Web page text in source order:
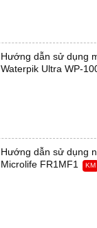
Hướng dẫn sử dụng
Waterpik Ultra WP-
Hướng dẫn sử dụng
Microlife FR1MF1
KM